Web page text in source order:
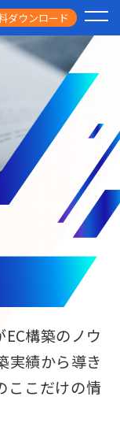
ダウンロード
構築のノウ
実績から導き
ここだけの情